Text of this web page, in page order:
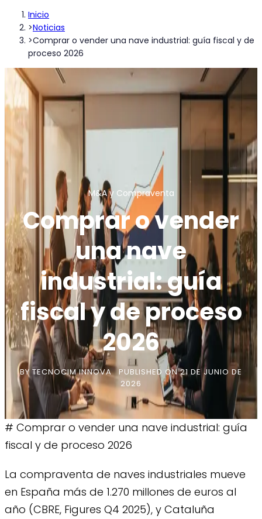
Inicio
>Noticias
>Comprar o vender una nave industrial: guía fiscal y de
proceso 2026
M&A y Compraventa
Comprar o vender
una nave
industrial: guía
fiscal y de proceso
2026
BYTECNOCIM INNOVAPUBLISHED ON 21 DE JUNIO DE
2026
# Comprar o vender una nave industrial: guía
fiscal y de proceso 2026
La compraventa de naves industriales mueve
en España más de 1.270 millones de euros al
año (CBRE, Figures Q4 2025), y Cataluña